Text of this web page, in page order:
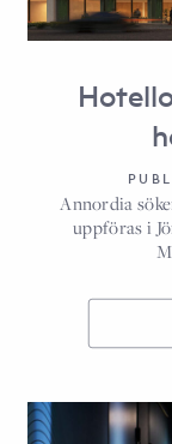
Annordia
uppföras i